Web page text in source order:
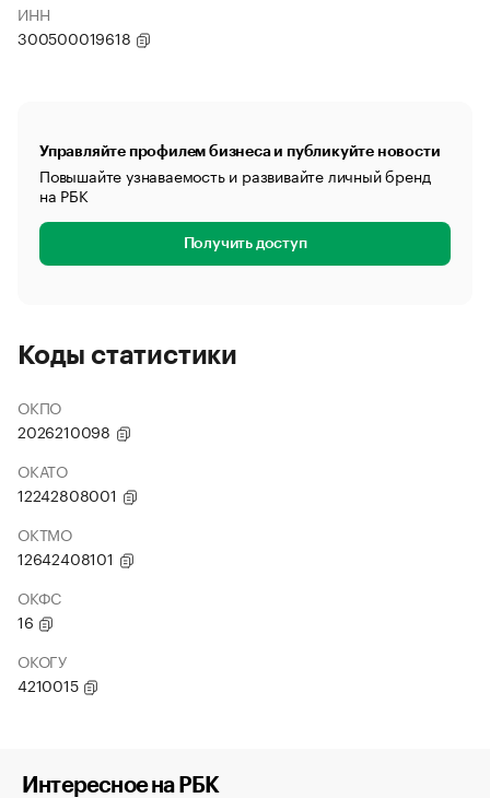
ИНН
300500019618
Управляйте профилем бизнеса и публикуйте новости
Повышайте узнаваемость и развивайте личный бренд
на РБК
Получить доступ
Коды статистики
ОКПО
2026210098
ОКАТО
12242808001
ОКТМО
12642408101
ОКФС
16
ОКОГУ
4210015
Интересное на РБК